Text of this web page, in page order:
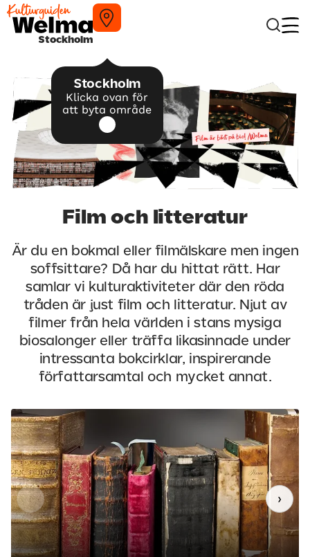
Stockholm
Stockholm
Klicka ovan för
att byta område
Film och litteratur
Är du en bokmal eller filmälskare men ingen
soffsittare? Då har du hittat rätt. Har
samlar vi kulturaktiviteter där den röda
tråden är just film och litteratur. Njut av
filmer från hela världen i stans mysiga
biosalonger eller träffa likasinnade under
intressanta bokcirklar, inspirerande
författarsamtal och mycket annat.
‹ ›